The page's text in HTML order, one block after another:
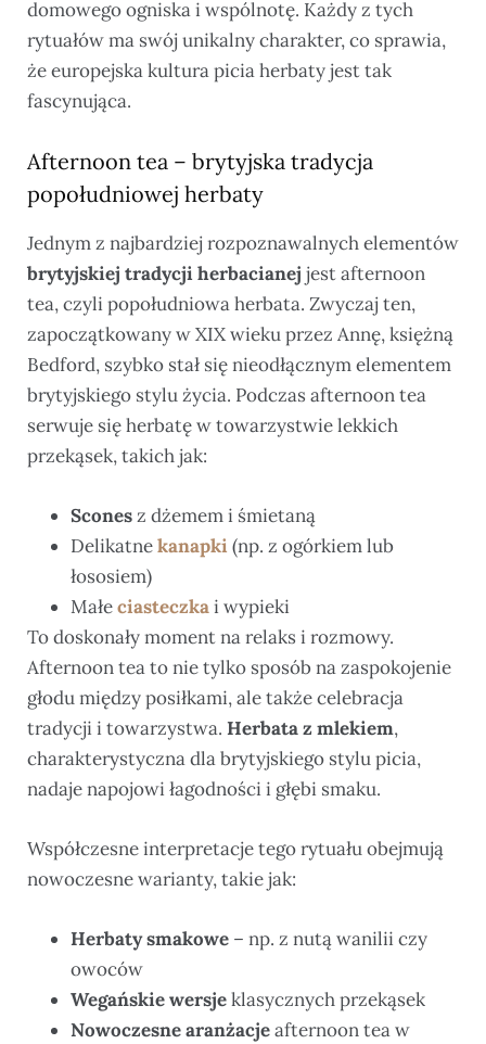
domowego ogniska i wspólnotę. Każdy z tych
rytuałów ma swój unikalny charakter, co sprawia,
że europejska kultura picia herbaty jest tak
fascynująca.
Afternoon tea – brytyjska tradycja
popołudniowej herbaty
Jednym z najbardziej rozpoznawalnych elementów
brytyjskiej tradycji herbacianej jest afternoon
tea, czyli popołudniowa herbata. Zwyczaj ten,
zapoczątkowany w XIX wieku przez Annę, księżną
Bedford, szybko stał się nieodłącznym elementem
brytyjskiego stylu życia. Podczas afternoon tea
serwuje się herbatę w towarzystwie lekkich
przekąsek, takich jak:
Sconesz dżemem i śmietaną
Delikatnekanapki(np. z ogórkiem lub
łososiem)
Małeciasteczkai wypieki
To doskonały moment na relaks i rozmowy.
Afternoon tea to nie tylko sposób na zaspokojenie
głodu między posiłkami, ale także celebracja
tradycji i towarzystwa. Herbata z mlekiem,
charakterystyczna dla brytyjskiego stylu picia,
nadaje napojowi łagodności i głębi smaku.
Współczesne interpretacje tego rytuału obejmują
nowoczesne warianty, takie jak:
Herbaty smakowe – np. z nutą wanilii czy
owoców
Wegańskie wersjeklasycznych przekąsek
Nowoczesne aranżacjeafternoon tea w